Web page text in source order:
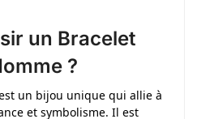
un Bracelet
?
un bijou unique qui allie à
et symbolisme. Il est